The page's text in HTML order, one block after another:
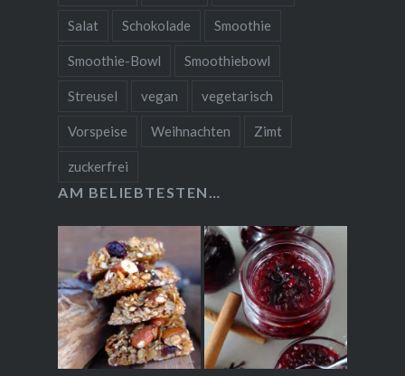
Salat Schokolade Smoothie
Smoothie-Bowl Smoothiebowl
Streusel vegan vegetarisch
Vorspeise Weihnachten Zimt
zuckerfrei
AM BELIEBTESTEN…